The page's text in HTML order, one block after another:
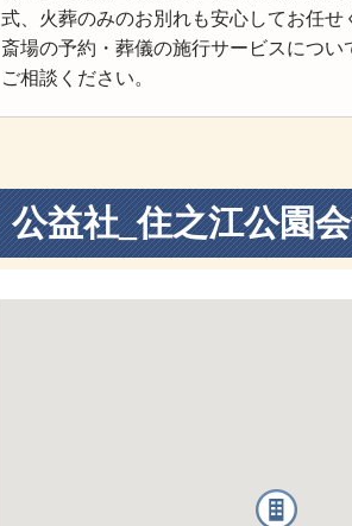
式、火葬のみのお別れも安心してお任せ
斎場の予約・葬儀の施行サービスにつ
ご相談ください。
公益社_住之江公園